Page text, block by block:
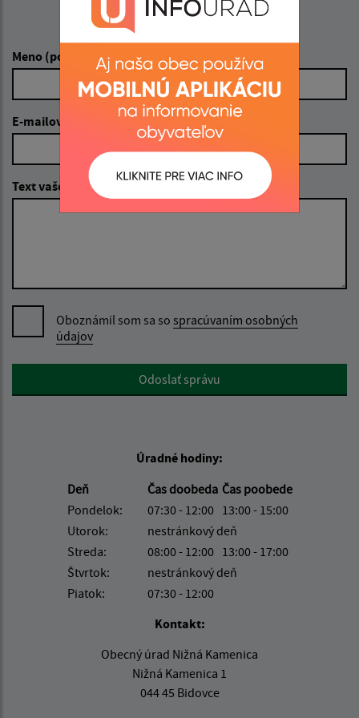
Meno (povinné)
E-mailová adresa (povinné)
Text vašej správy (povinné)
Oboznámil som sa so spracúvaním osobných
údajov
Google reCaptcha ResponseOdoslať správu
Úradné hodiny:
Deň
Čas doobeda Čas poobede
Pondelok:
07:30 - 12:00 13:00 - 15:00
Utorok:
nestránkový deň
Streda:
08:00 - 12:00 13:00 - 17:00
Štvrtok:
nestránkový deň
Piatok:
07:30 - 12:00
Kontakt:
Obecný úrad Nižná Kamenica
Nižná Kamenica 1
044 45 Bidovce